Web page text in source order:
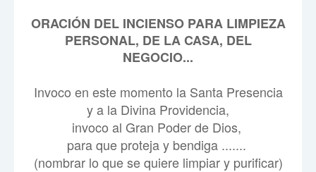
ORACIÓN DEL INCIENSO PARA LIMPIEZA
PERSONAL, DE LA CASA, DEL
NEGOCIO...
Invoco en este momento la Santa Presencia
y a la Divina Providencia,
invoco al Gran Poder de Dios,
para que proteja y bendiga .......
(nombrar lo que se quiere limpiar y purificar)